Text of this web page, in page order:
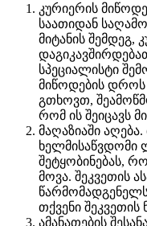
კურიერის
საათიდან
მიტანის შემდეგ,
სპეციალისტი
მიწოდების დროს
გთხოვთ,
რომ ის შეიცავს
მაღაზიაში
ხელმისაწვდომი
შეტყობინებას,
მოვა. შეკვეთის
თქვენი შეკვეთის
ამანათების